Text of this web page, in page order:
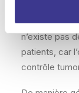
méningiome
n’existe pas
patients, car
contrôle